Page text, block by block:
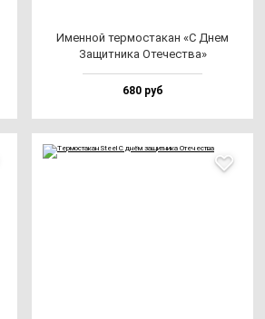
Имен­ной тер­мос­та­кан «С Днем
Защит­ни­ка Оте­чес­тва»
680 руб